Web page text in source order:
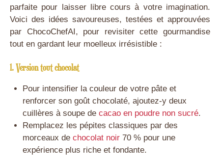
parfaite pour laisser libre cours à votre imagination.
Voici des idées savoureuses, testées et approuvées
par ChocoChefAI, pour revisiter cette gourmandise
tout en gardant leur moelleux irrésistible :
1. Version tout chocolat
Pour intensifier la couleur de votre pâte et
renforcer son goût chocolaté, ajoutez-y deux
cuillères à soupe de cacao en poudre non sucré.
Remplacez les pépites classiques par des
morceaux de chocolat noir70 % pour une
expérience plus riche et fondante.